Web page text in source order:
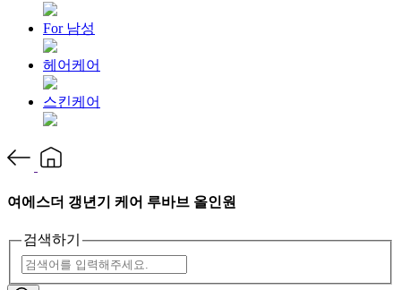
For 남성
헤어케어
스킨케어
여에스더 갱년기 케어 루바브 올인원
검색하기